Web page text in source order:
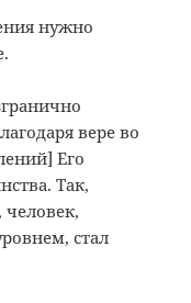
нужно
вере во
Его
Так,
человек,
стал